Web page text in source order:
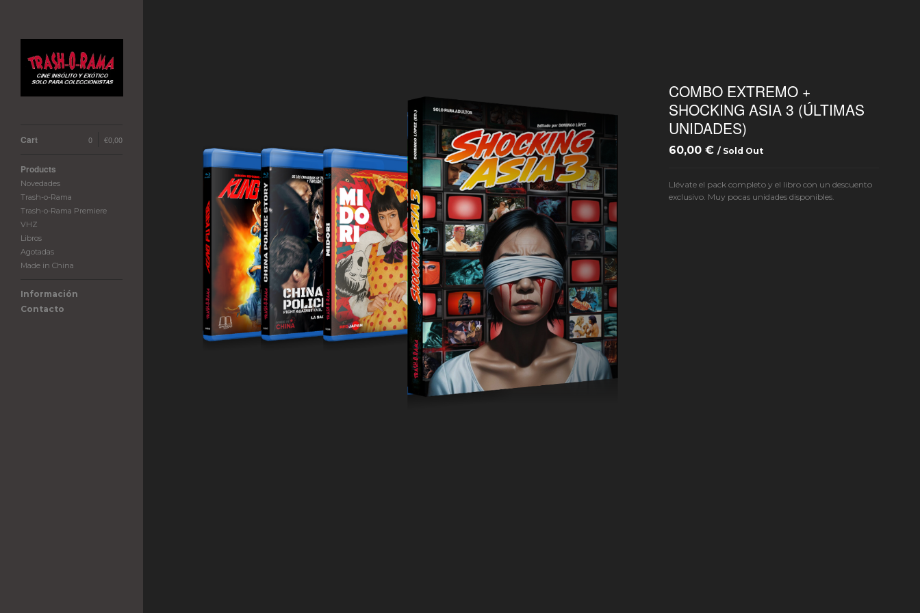
Cart 0,00
€
0
Products
Novedades
Trash-o-Rama
Trash-o-Rama Premiere
VHZ
Libros
Agotadas
Made in China
Información
Contacto
COMBO EXTREMO +
SHOCKING ASIA 3 (ÚLTIMAS
UNIDADES)
60,00 € / Sold Out
Llévate el pack completo y el libro con un descuento
exclusivo. Muy pocas unidades disponibles.